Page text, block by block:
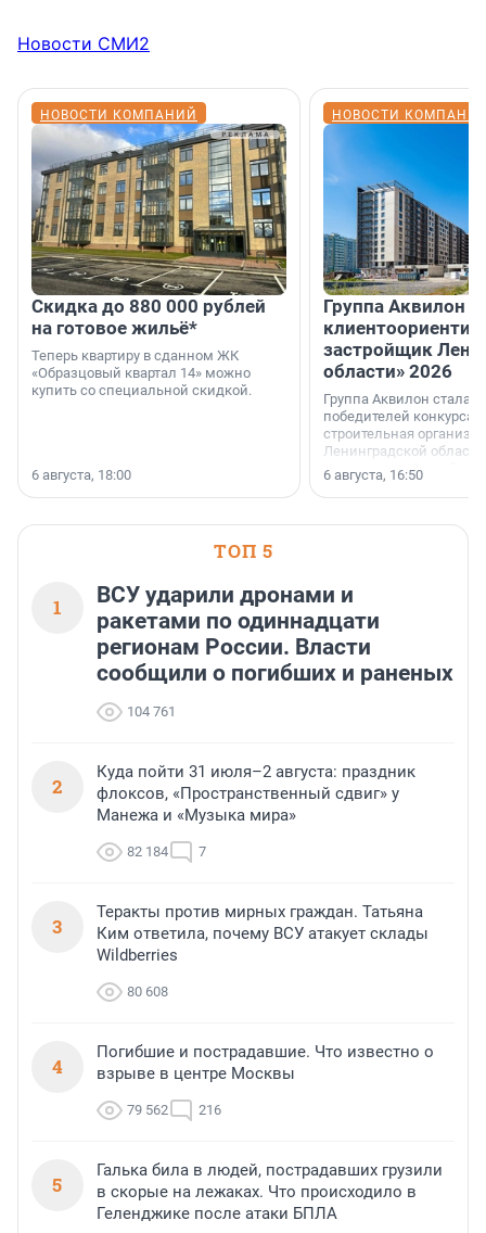
Новости СМИ2
НОВОСТИ КОМПАНИЙ
Скидка до 880 000 рублей
на готовое жильё*
Теперь квартиру в сданном ЖК
«Образцовый квартал 14» можно
купить со специальной скидкой.
6 августа, 18:00
НОВОСТИ
Группа Аквилон
застройщик
области» 2026
Группа Аквилон стала
победителей конкурса
строительная
Ленинградской области
номинации «Самый
застройщик
области».
6 августа, 16:50
ТОП 5
1
ВСУ ударили дронами и
ракетами по одиннадцати
регионам России. Власти
сообщили о погибших и раненых
104 761
2
Куда пойти 31 июля–2 августа: праздник
флоксов, «Пространственный сдвиг» у
Манежа и «Музыка мира»
82 184 7
3
Теракты против мирных граждан. Татьяна
Ким ответила, почему ВСУ атакует склады
Wildberries
80 608
4
Погибшие и пострадавшие. Что известно о
взрыве в центре Москвы
79 562 216
5
Галька била в людей, пострадавших грузили
в скорые на лежаках. Что происходило в
Геленджике после атаки БПЛА